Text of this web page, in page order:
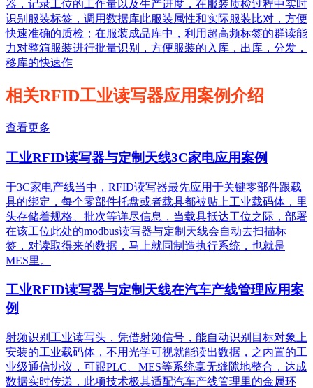
器，记录工位的工作量以及生产进度，在服装质检过程中实时
识别服装标签，调用数据库此服装属性和实际服装比对，方便
快速准确的质检；在服装成品库中，利用超高频标签的群读能
力对整箱服装进行批量识别，方便服装的入库，出库，分发，
移库的快速作
相关RFID工业读写器应用案例介绍
查看更多
工业RFID读写器与定制天线3C家电应用案例
于3C家电产线当中，RFID读写器最先应用于关键零部件跟载
具的绑定，每个零部件托盘或者载具都被贴上工业载码体，里
头存储着规格、批次等详尽信息，当载具抵达工位之际，部署
在该工位此处的modbus读写器与定制天线会自动去扫描标
签，对读取得来的数据，马上就同制造执行系统，也就是
MES里。
工业RFID读写器与定制天线在汽车产线管理应用案
例
射频识别工业读写头，凭借射频信号，能自动识别目标对象上
安装的工业载码体，不用光学可视就能读出数据，之内置的工
业级通信协议，可跟PLC、MES等系统毫无缝隙地整合，达成
数据实时传递，此项技术极其适配汽车产线管理里的金属环